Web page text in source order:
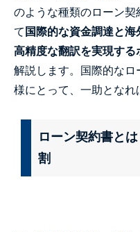
のような種類のローン契
て 国際的な資金調達と
高精度な翻訳を実現する
解説します。国際的な
様にとって、一助となれ
ローン契約書と
割